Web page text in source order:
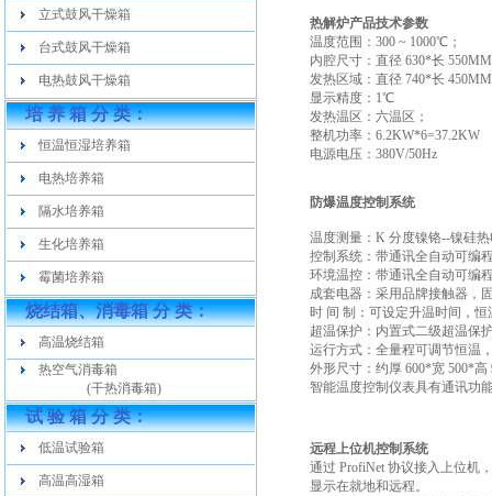
立式鼓风干燥箱
台式鼓风干燥箱
电热鼓风干燥箱
培 养 箱 分 类：
恒温恒湿培养箱
电热培养箱
隔水培养箱
生化培养箱
霉菌培养箱
烧结箱、消毒箱 分 类：
高温烧结箱
热空气消毒箱
(干热消毒箱)
试 验 箱 分 类：
低温试验箱
高温高湿箱
热解炉产品技术参数
温度范围：300 ~ 1000℃；
内腔尺寸：直径 630*长
发热区域：直径 740*长
显示精度：1℃
发热温区：六温区；
整机功率：6.2KW*6=37.2KW
电源电压：380V/50Hz
防爆温度控制系统
温度测量：K 分度镍铬--镍硅
控制系统：带通讯全自动可编
环境温控：带通讯全自动可编
成套电器：采用品牌接触器，
时 间 制：可设定升温时间，
超温保护：内置式二级超温保
运行方式：全量程可调节恒温
外形尺寸：约厚 600*宽 500*高
智能温度控制仪表具有通讯功
远程上位机控制系统
通过 ProfiNet 协议接入上位机
显示在就地和远程。